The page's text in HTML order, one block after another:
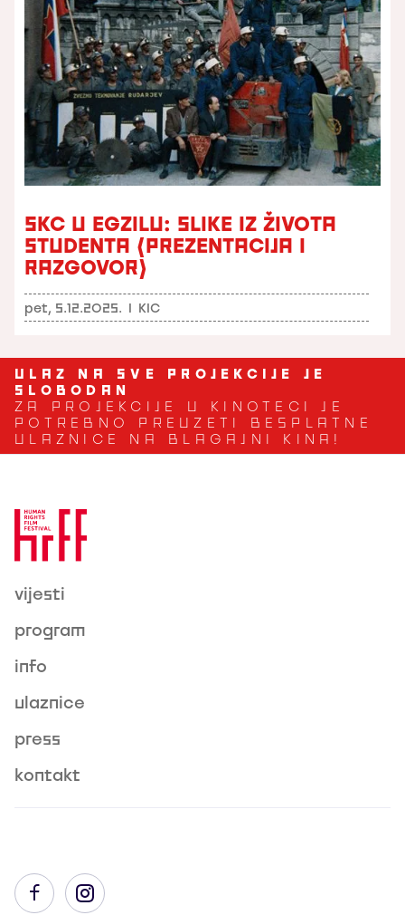
SKC U EGZILU: SLIKE IZ ŽIVOTA
STUDENTA (PREZENTACIJA I
RAZGOVOR)
pet, 5.12.2025. I KIC
ULAZ NA SVE PROJEKCIJE JE
SLOBODAN
ZA PROJEKCIJE U KINOTECI JE
POTREBNO PREUZETI BESPLATNE
ULAZNICE NA BLAGAJNI KINA!
vijesti
program
info
ulaznice
press
kontakt